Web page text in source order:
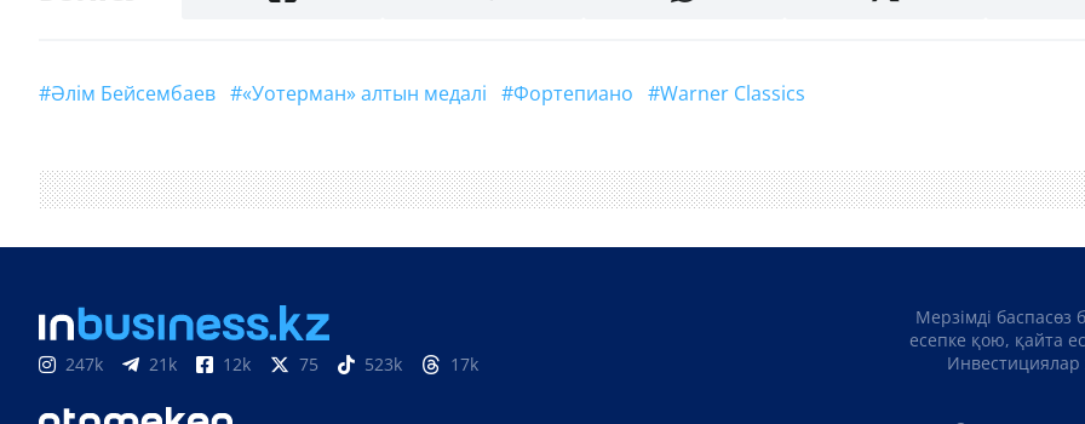
#Әлім Бейсембаев #«Уотерман» алтын медалі #фортепиано #Warner Classics
247k 21k 12k 75 523k 17k
Мерзімді баспасөз
есепке қою, қайта
Инвестициялар